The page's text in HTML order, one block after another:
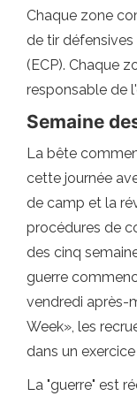
Chaque zone
de tir
(ECP). Chaque
responsable de
Semaine
La bête
cette journée
de camp et la
procédures de
des cinq
guerre
vendredi après-
Week», les
dans un
La "guerre" est